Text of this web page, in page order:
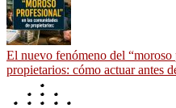
El nuevo fenómeno del
propietarios: cómo actuar antes